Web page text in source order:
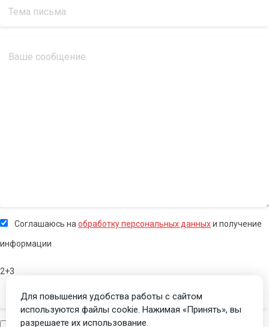
Соглашаюсь на обработку персональных данныхи получение
информации
2+3
Для повышения удобства работы с сайтом
используются файлы cookie. Нажимая «Принять», вы
разрешаете их использование.